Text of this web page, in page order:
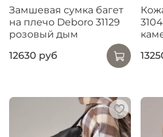
Замшевая сумка багет
на плечо Deboro 31129
розовый дым
12630 руб